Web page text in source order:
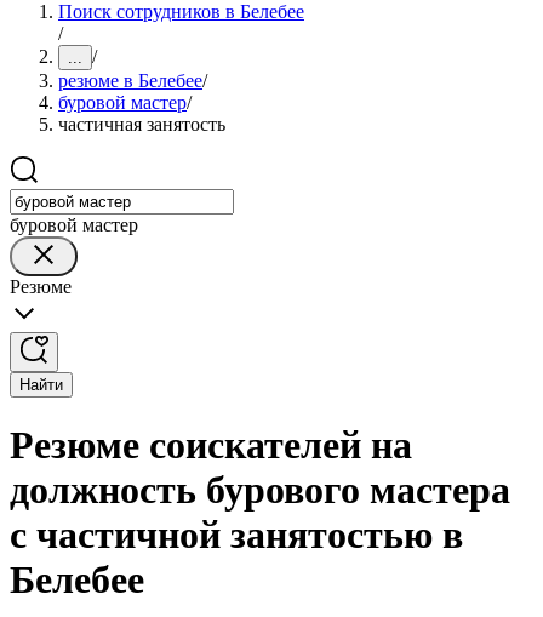
Поиск сотрудников в Белебее
/
... /
резюме в Белебее/
буровой мастер/
частичная занятость
буровой мастер
Резюме
Найти
Резюме соискателей на
должность бурового мастера
с частичной занятостью в
Белебее